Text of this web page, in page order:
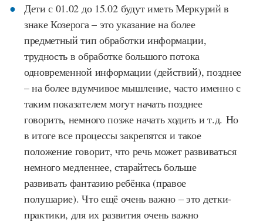
Дети с 01.02 до 15.02 будут иметь Меркурий в
знаке Козерога – это указание на более
предметный тип обработки информации,
трудность в обработке большого потока
одновременной информации (действий), позднее
– на более вдумчивое мышление, часто именно с
таким показателем могут начать позднее
говорить, немного позже начать ходить и т.д. Но
в итоге все процессы закрепятся и такое
положение говорит, что речь может развиваться
немного медленнее, старайтесь больше
развивать фантазию ребёнка (правое
полушарие). Что ещё очень важно – это детки-
практики, для их развития очень важно